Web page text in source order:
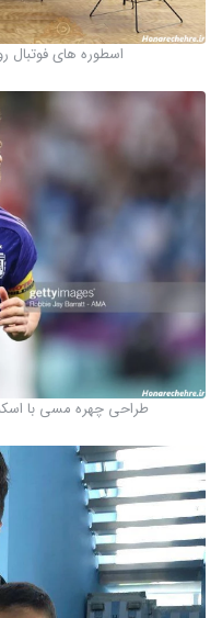
اسطوره های فوتبال
طراحی چهره مسی با